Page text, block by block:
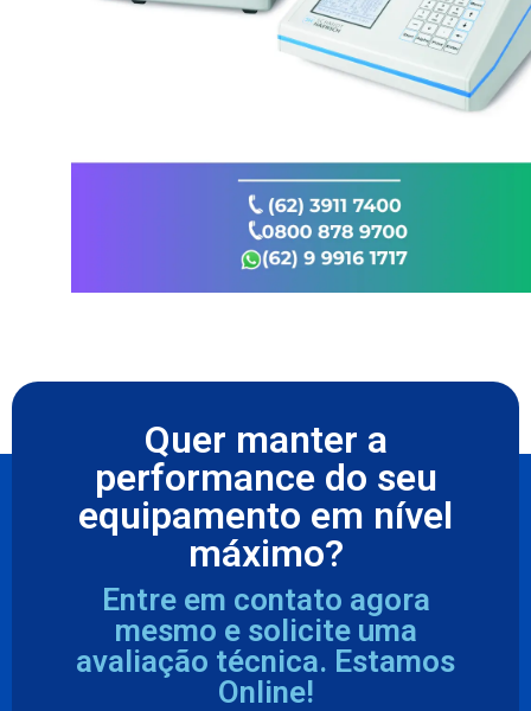
Quer manter a
performance do seu
equipamento em nível
máximo?
Entre em contato agora
mesmo e solicite uma
avaliação técnica. Estamos
Online!